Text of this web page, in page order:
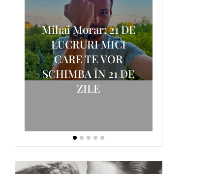
Mihai Morar: 21 DE
LUCRURI MICI
CARE TE VOR
SCHIMBA ÎN 21 DE
ZILE